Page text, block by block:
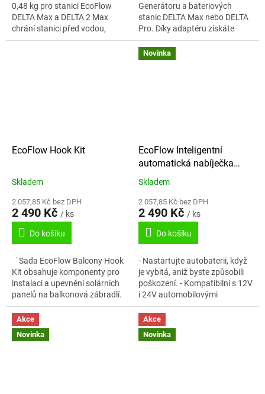
0,48 kg pro stanici EcoFlow
DELTA Max a DELTA 2 Max
chrání stanici před vodou,
nečistotami a vnějším
Generátoru a bateriových
stanic DELTA Max nebo DELTA
Pro. Díky adaptéru získáte
možnost chytrého dobíjení
těchto stanic. To znamená, že v
případě...
EcoFlow Hook Kit
Skladem
2 057,85 Kč bez DPH
2 490 Kč / ks
Do košíku
¨Sada EcoFlow Balcony Hook
Kit obsahuje komponenty pro
instalaci a upevnění solárních
panelů na balkonová zábradlí.
Čistá hmotnost: 3,2 kg (±280 g)
Rozměry balení (d ×...
Novinka
EcoFlow Inteligentní
automatická nabíječka
baterií 12V/24V
Skladem
2 057,85 Kč bez DPH
2 490 Kč / ks
Do košíku
- Nastartujte autobaterii, když
je vybitá, aniž byste způsobili
poškození. - Kompatibilní s 12V
i 24V automobilovými
bateriemi. - Obsahuje 5
inteligentních ovládacích prvků
s...
Akce
Novinka
Akce
Novinka